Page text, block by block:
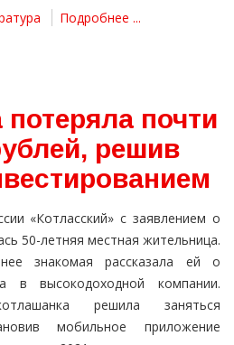
Подробнее ...
почти
решив
«Котласский» с заявлением о
50-летняя местная жительница.
знакомая рассказала ей о
в высокодоходной компании.
решила заняться
мобильное приложение